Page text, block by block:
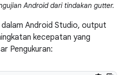
Android dari tindakan gutter.
dalam Android Studio, output
kecepatan yang
Pengukuran: